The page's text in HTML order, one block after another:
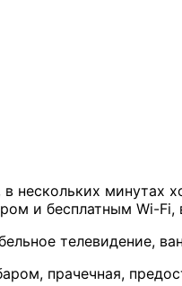
нескольких
и бесплатным Wi-Fi,
телевидение,
прачечная,